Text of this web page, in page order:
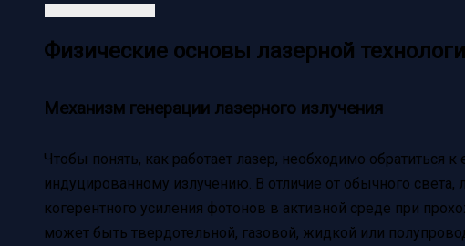
Физические основы лазерной
Механизм генерации лазерного излучения
Чтобы понять, как работает лазер, необходимо обратиться
индуцированному излучению. В отличие от обычного света,
когерентного усиления фотонов в активной среде при
может быть твердотельной, газовой, жидкой или